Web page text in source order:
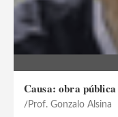
Causa: obra pública
Prof. Gonzalo Alsina